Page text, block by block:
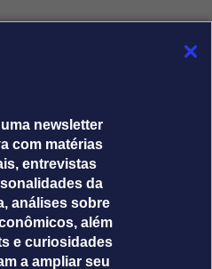
newsletter
com matérias
entrevistas
da
análises sobre
além
e curiosidades
a ampliar seu
BlogWeekend
Broadcast+
Broadcast
Prêmio Broadcast
Empresas
Releases